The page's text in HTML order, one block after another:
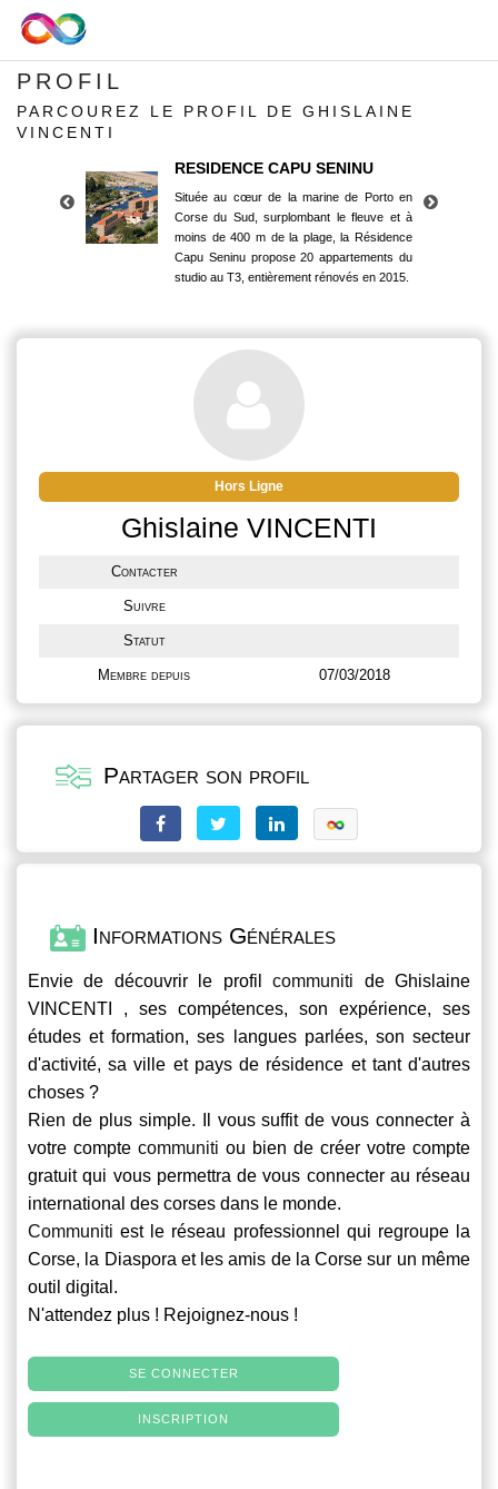
PROFIL
PARCOUREZ LE PROFIL DE GHISLAINE
VINCENTI
RESIDENCE CAPU SENINU
Située au cœur de la marine de Porto en
Corse du Sud, surplombant le fleuve et à
moins de 400 m de la plage, la Résidence
Capu Seninu propose 20 appartements du
studio au T3, entièrement rénovés en 2015.
Corse du Sud, surplombant le fleuve et à
moins de 400 m de la plage, la Résidence
Capu Seninu propose 20 appartements du
studio au T3, entièrement rénovés en 2015.
Hors Ligne
Ghislaine VINCENTI
Contacter
Suivre
Statut
Membre depuis 07/03/2018
Partager son profil
Informations Générales
Envie de découvrir le profilcommuniti de Ghislaine
VINCENTI , ses compétences, son expérience, ses
études et formation, ses langues parlées, son secteur
d'activité, sa ville et pays de résidence et tant d'autres
choses ?
Rien de plus simple. Il vous suffit de vous connecter à
votre compte communiti ou bien de créer votre compte
gratuit qui vous permettra de vous connecter au réseau
international des corses dans le monde.
Communiti est le réseau professionnel qui regroupe la
Corse, la Diaspora et les amis de la Corse sur un même
outil digital.
N'attendez plus ! Rejoignez-nous !
SE CONNECTER
INSCRIPTION